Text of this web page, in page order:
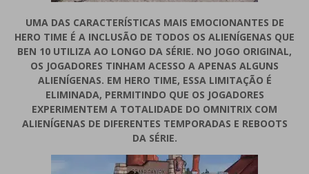
UMA DAS CARACTERÍSTICAS MAIS EMOCIONANTES DE
HERO TIME É A INCLUSÃO DE TODOS OS ALIENÍGENAS QUE
BEN 10 UTILIZA AO LONGO DA SÉRIE. NO JOGO ORIGINAL,
OS JOGADORES TINHAM ACESSO A APENAS ALGUNS
ALIENÍGENAS. EM HERO TIME, ESSA LIMITAÇÃO É
ELIMINADA, PERMITINDO QUE OS JOGADORES
EXPERIMENTEM A TOTALIDADE DO OMNITRIX COM
ALIENÍGENAS DE DIFERENTES TEMPORADAS E REBOOTS
DA SÉRIE.